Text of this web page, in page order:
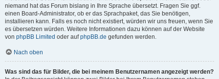
niemand hat das Forum bislang in Ihre Sprache übersetzt. Fragen Sie ggf.
einen Board-Administrator, ob er das Sprachpaket, das Sie benötigen,
installieren kann. Falls es noch nicht existiert, würden wir uns freuen, wenn Sie
es übersetzen würden. Weitere Informationen dazu können auf der Website
von phpBB Limited oder aufphpBB.de gefunden werden.
Nach oben
Was sind das für Bilder, die bei meinem Benutzernamen angezeigt werden?